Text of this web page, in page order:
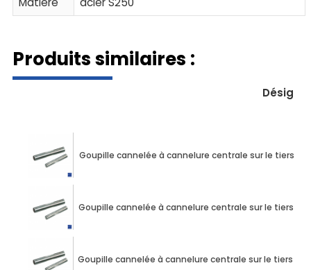
Produits similaires :
Goupille cannelée à cannelure centrale sur le tiers de
Goupille cannelée à cannelure centrale sur le tiers de
Goupille cannelée à cannelure centrale sur le tiers de